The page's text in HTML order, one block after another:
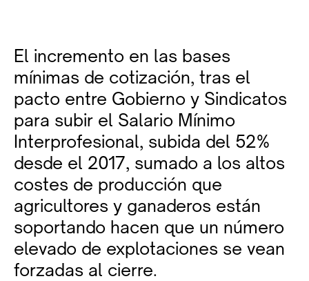
El incremento en las bases
mínimas de cotización, tras el
pacto entre Gobierno y Sindicatos
para subir el Salario Mínimo
Interprofesional, subida del 52%
desde el 2017, sumado a los altos
costes de producción que
agricultores y ganaderos están
soportando hacen que un número
elevado de explotaciones se vean
forzadas al cierre.